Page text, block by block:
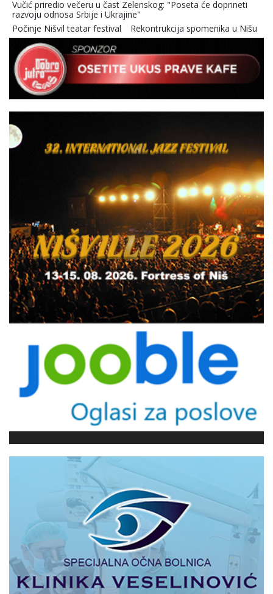
Vučić priredio večeru u čast Zelenskog: "Poseta će doprineti
razvoju odnosa Srbije i Ukrajine"
Počinje Nišvil teatar festival
Rekontrukcija spomenika u Nišu